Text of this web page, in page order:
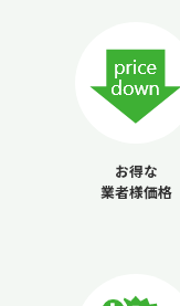
お得な
業者様価格